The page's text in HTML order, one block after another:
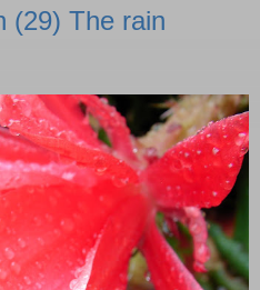
(29) The rain